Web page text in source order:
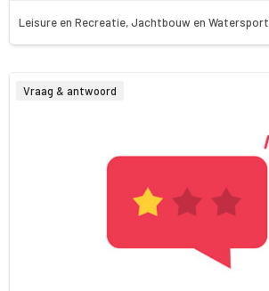
Leisure en Recreatie, Jachtbouw en Watersport
Vraag & antwoord